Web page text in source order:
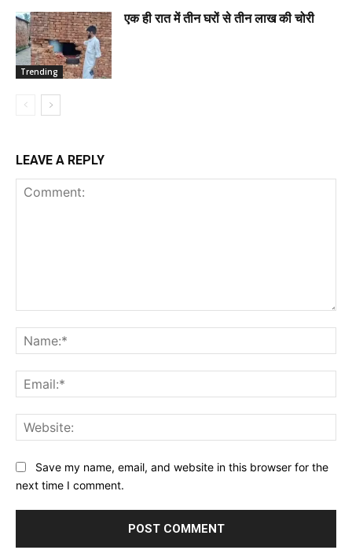
Trending
एक ही रात में तीन घरों से तीन लाख की चोरी
LEAVE A REPLY
Save my name, email, and website in this browser for the
next time I comment.